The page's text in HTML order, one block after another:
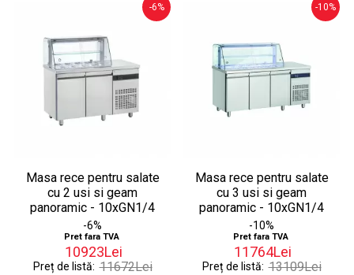
-6%
Masa rece pentru salate
cu 2 usi si geam
panoramic - 10xGN1/4
-6%
Pret fara TVA
10923Lei
Preț de listă: 11672Lei
-10%
Masa rece pentru salate
cu 3 usi si geam
panoramic - 10xGN1/4
-10%
Pret fara TVA
11764Lei
Preț de listă: 13109Lei